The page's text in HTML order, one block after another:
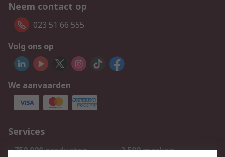
Neem contact op
023 51 66 555
Volg ons op
We aanvaarden
Services
750.000 producten
2.500 merken